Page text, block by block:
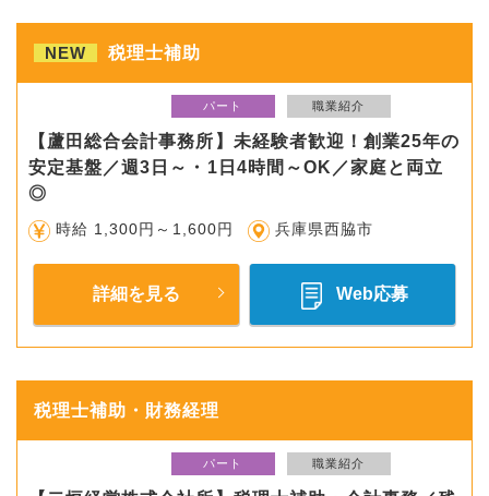
NEW 税理士補助
パート 職業紹介
【蘆田総合会計事務所】未経験者歓迎！創業25年の
安定基盤／週3日～・1日4時間～OK／家庭と両立
◎
時給 1,300円～1,600円 兵庫県西脇市
詳細を見る Web応募
税理士補助・財務経理
パート 職業紹介